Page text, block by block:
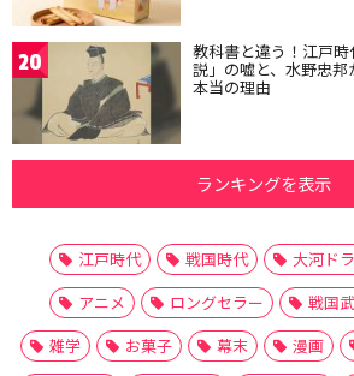
20 教科書と違う！江戸
説」の嘘と、水野忠
本当の理由
ランキングを表示
江戸時代 戦国時代 大河ド
アニメ
ロングセラー 戦国
雑学
お菓子 幕末 漫画